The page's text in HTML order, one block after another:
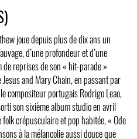
joue depuis plus de dix ans un
d’une profondeur et d’une
reprises de son « hit-parade »
and Mary Chain, en passant par
compositeur portugais Rodrigo Leao,
son sixième album studio en avril
crépusculaire et pop habitée, « Ode
à la mélancolie aussi douce que